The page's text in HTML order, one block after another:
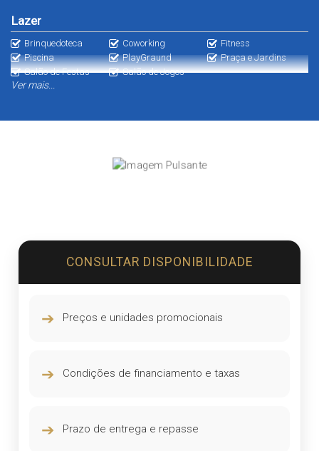
Lazer
Brinquedoteca Coworking
Fitness
Piscina
PlayGraund
Praça e Jardins
Salão de Festas
Salão de Jogos
Ver mais...
CONSULTAR DISPONIBILIDADE
➔ Preços e unidades promocionais
➔ Condições de financiamento e taxas
➔ Prazo de entrega e repasse